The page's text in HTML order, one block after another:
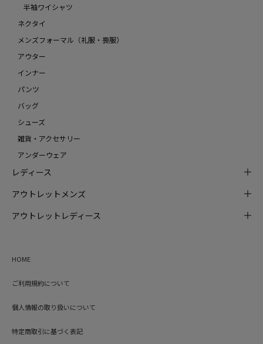
半袖ワイシャツ
ネクタイ
メンズフォーマル（礼服・喪服）
アウター
インナー
パンツ
バッグ
シューズ
雑貨・アクセサリー
アンダーウェア
レディース
アウトレットメンズ
アウトレットレディース
HOME
ご利用規約について
個人情報の取り扱いについて
特定商取引に基づく表記